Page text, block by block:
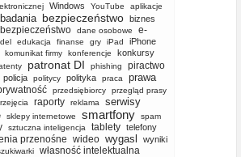
Windows YouTube aplikacje
badania bezpieczeństwo biznes
dane osobowe
e-
edukacja finanse gry iPad iPhone
komunikat firmy konferencje konkursy
patronat DI phishing piractwo
policja politycy polityka praca
prawa
przedsiębiorcy
przegląd prasy
raporty reklama
serwisy
sklepy internetowe smartfony
spam
sztuczna inteligencja tablety telefony
przenośne wideo wygasl
wyniki
własność intelektualna